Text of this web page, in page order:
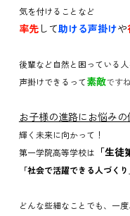
気を付けることなど
率先して助ける声掛けや
後輩など自然と困っている人
声掛けできるって素敵です
お子様の進路にお悩みの
輝く未来に向かって！
第一学院高等学校は 「生
「社会で活躍できる人づくり
どんな些細なことでも、一